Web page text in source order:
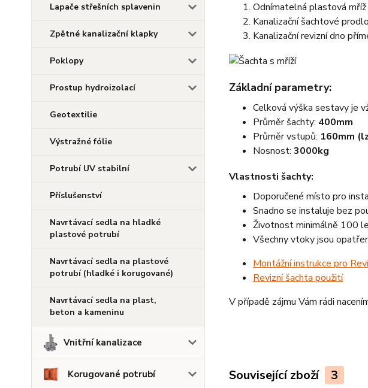
Lapače střešních splavenin
Zpětné kanalizační klapky
Poklopy
Prostup hydroizolací
Geotextilie
Výstražné fólie
Potrubí UV stabilní
Příslušenství
Navrtávací sedla na hladké
plastové potrubí
Navrtávací sedla na plastové
potrubí (hladké i korugované)
Navrtávací sedla na plast,
beton a kameninu
Vnitřní kanalizace
Korugované potrubí
Odnímatelná plastová mříž
Kanalizační šachtové
Kanalizační revizní dno
Základní parametry:
Celková výška sestavy je
Průměr šachty: 400mm
Průměr vstupů: 160mm
Nosnost: 3000kg
Vlastnosti šachty:
Doporučené místo pro
Snadno se instaluje bez
Životnost minimálně 100
Všechny vtoky jsou
Montážní instrukce pro
Revizní šachta použití
V případě zájmu Vám rádi
Související zboží 3